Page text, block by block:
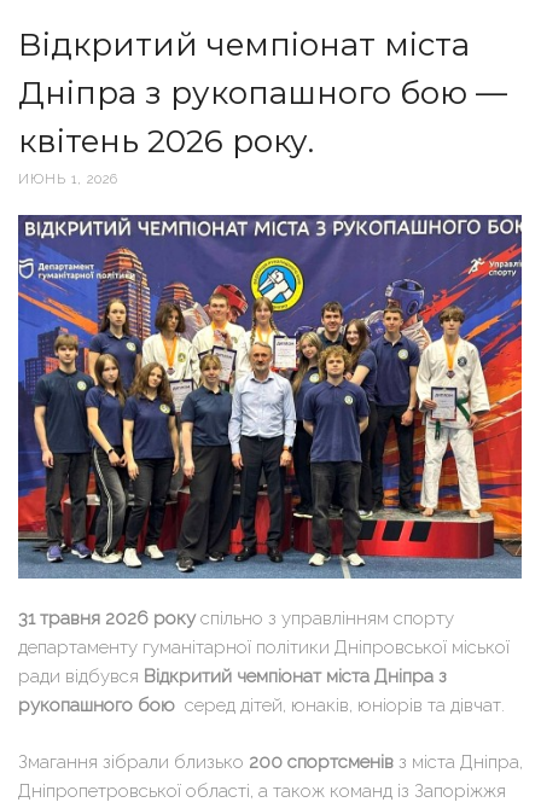
Відкритий чемпіонат міста
Дніпра з рукопашного бою —
квітень 2026 року.
ИЮНЬ 1, 2026
31 травня 2026 рокуспільно з управлінням спорту
департаменту гуманітарної політики Дніпровської міської
ради відбувся Відкритий чемпіонат міста Дніпра з
рукопашного бою серед дітей, юнаків, юніорів та дівчат.
Змагання зібрали близько 200 спортсменів з міста Дніпра,
Дніпропетровської області, а також команд із Запоріжжя